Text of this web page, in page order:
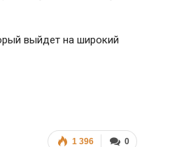
выйдет на широкий
0
1 396